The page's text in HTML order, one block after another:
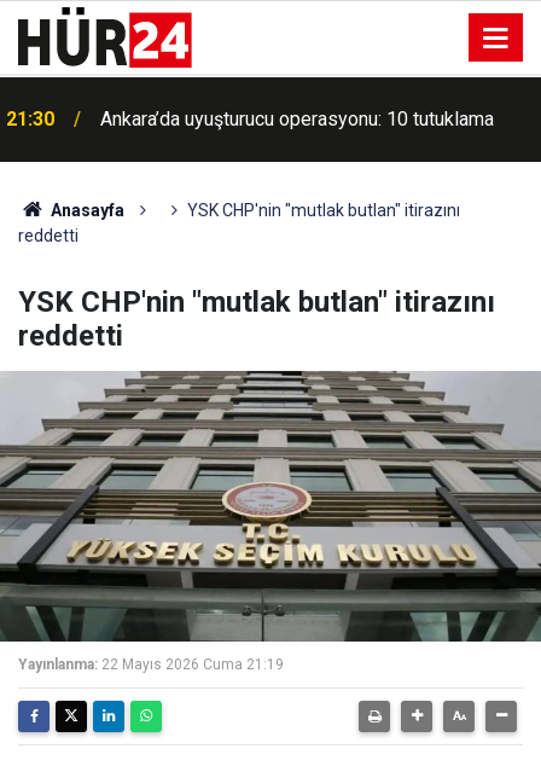
21:30 Ankara’da uyuşturucu operasyonu: 10 tutuklama
Anasayfa
YSK CHP'nin "mutlak butlan" itirazını
reddetti
YSK CHP'nin "mutlak butlan" itirazını
reddetti
Yayınlanma: 22 Mayıs 2026 Cuma 21:19